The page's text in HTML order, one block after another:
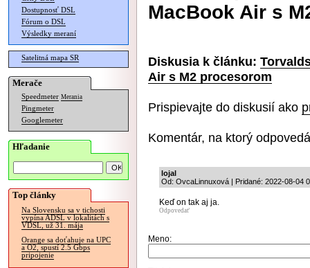
Dostupnosť DSL
Fórum o DSL
Výsledky meraní
Satelitná mapa SR
Merače
Speedmeter Merania
Pingmeter
Googlemeter
Hľadanie
Top články
Na Slovensku sa v tichosti
vypína ADSL v lokalitách s
VDSL, už 31. mája
Orange sa doťahuje na UPC
a O2, spustí 2.5 Gbps
pripojenie
MacBook Air s
Diskusia k článku:
Air s M2 procesorom
Prispievajte do diskusií ako
Komentár, na ktorý
lojal
Od: OvcaLinnuxová | Pridané: 2022-08-04
Keď on tak aj ja.
Odpovedať
Meno: